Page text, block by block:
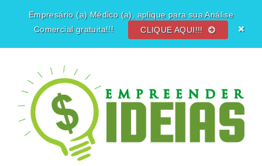
Empresário (a) Médico (a), aplique para sua Análise
Comercial gratuita!!!
CLIQUE AQUI!!!